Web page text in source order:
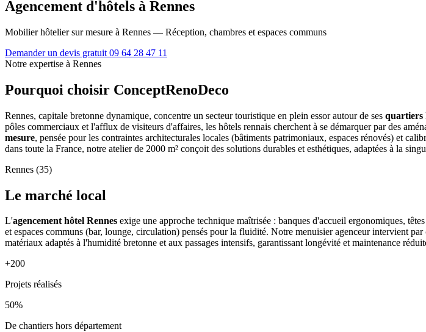
Agencement d'hôtels à Rennes
Mobilier hôtelier sur mesure à Rennes — Réception, chambres et espaces communs
Demander un devis gratuit 09 64 28 47 11
Notre expertise à Rennes
Pourquoi choisir ConceptRenoDeco
Rennes, capitale bretonne dynamique, concentre un secteur touristique en plein essor autour de ses quartiers
pôles commerciaux et l'afflux de visiteurs d'affaires, les hôtels rennais cherchent à se démarquer par des
mesure, pensée pour les contraintes architecturales locales (bâtiments patrimoniaux, espaces rénovés) et
dans toute la France, notre atelier de 2000 m² conçoit des solutions durables et esthétiques, adaptées à la
Rennes (35)
Le marché local
L'agencement hôtel Rennes exige une approche technique maîtrisée : banques d'accueil ergonomiques,
et espaces communs (bar, lounge, circulation) pensés pour la fluidité. Notre menuisier agenceur intervient
matériaux adaptés à l'humidité bretonne et aux passages intensifs, garantissant longévité et maintenance
+200
Projets réalisés
50%
De chantiers hors département